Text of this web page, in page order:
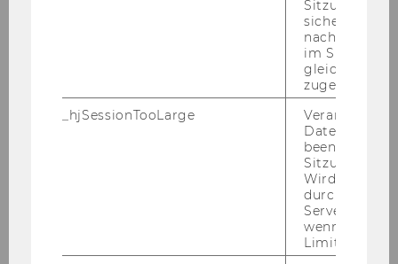
sicher, dass
im
gleichen
zugeordnet
_hjSessionTooLarge
Veranlasst
beenden,
Sitzung zu
Wird
durch ein
Servers
wenn die
Limit